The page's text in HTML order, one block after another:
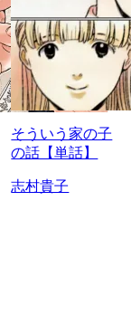
そういう家の子
の話【単話】
志村貴子